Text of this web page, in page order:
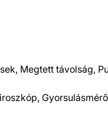
Megtett távolság,
Gyorsulásmérő